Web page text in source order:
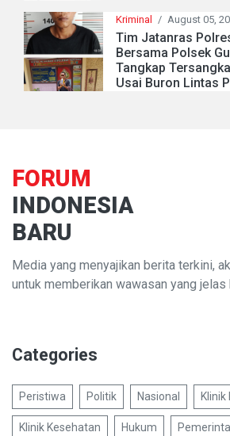
Kriminal / August 05,
Tim Jatanras
Bersama Polsek
Tangkap
Usai Buron Lintas
FORUM
INDONESIA
BARU
Media yang menyajikan berita terkini,
untuk memberikan wawasan yang jelas
Categories
Peristiwa Politik Nasional Klinik
Klinik Kesehatan Hukum